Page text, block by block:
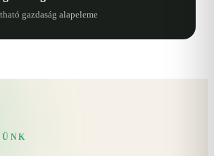
gazdaság alapeleme